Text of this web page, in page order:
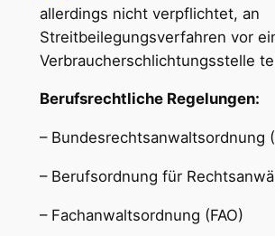
allerdings nicht verpflichtet, an
Streitbeilegungsverfahren vor
Verbraucherschlichtungsstelle
Berufsrechtliche Regelungen:
– Bundesrechtsanwaltsordnung
– Berufsordnung für
– Fachanwaltsordnung (FAO)